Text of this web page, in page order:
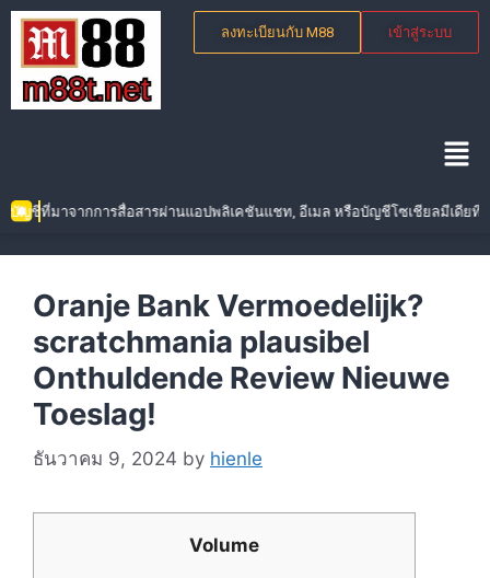
เข้าสู่ระบบ
ลงทะเบียนกับ M88
าจากการสื่อสารผ่านแอปพลิเคชันแชท, อีเมล หรือบัญชีโซเชียลมีเดียที่มีกา
Oranje Bank Vermoedelijk?
scratchmania plausibel
Onthuldende Review Nieuwe
Toeslag!
ธันวาคม 9, 2024 by hienle
Volume